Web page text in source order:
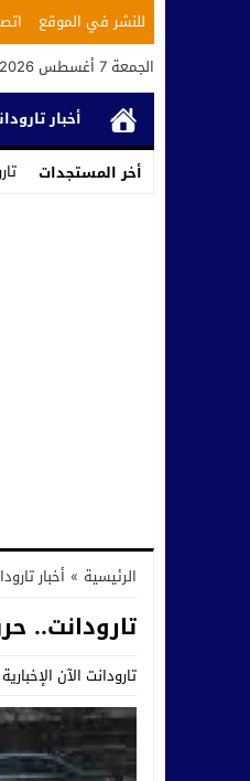
للنشر في الموقع
الجمعة 7 أغسطس 2026 - 17:49 مساءً
أخبار
أخر المستجدات
الرئيسية » أخبار
تارودانت..
تارودانت الآن الإخبارية